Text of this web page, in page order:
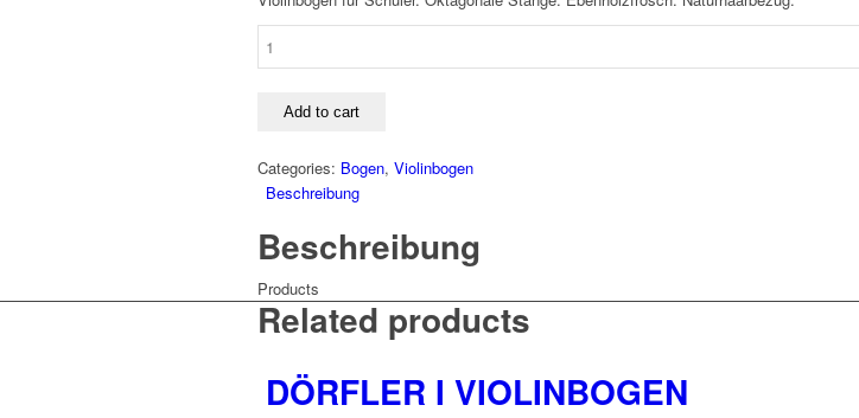
Add to cart
Categories: Bogen, Violinbogen
Beschreibung
Beschreibung
Products
Related products
DÖRFLER I VIOLINBOGEN